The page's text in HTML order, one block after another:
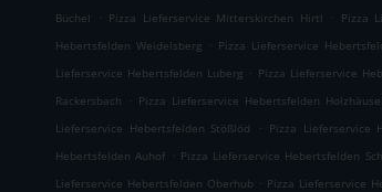
Büchel
. Pizza Lieferservice Mitterskirchen Hirtl . Pizza
Hebertsfelden Weidelsberg . Pizza Lieferservice
Lieferservice Hebertsfelden Luberg . Pizza Lieferservice
Rackersbach
. Pizza Lieferservice Hebertsfelden
Lieferservice Hebertsfelden Stößlöd
. Pizza Lieferservice
Hebertsfelden Auhof . Pizza Lieferservice Hebertsfelden
Lieferservice Hebertsfelden Oberhub . Pizza Lieferservice